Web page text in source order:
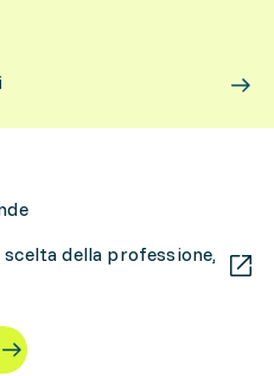
scelta della professione,